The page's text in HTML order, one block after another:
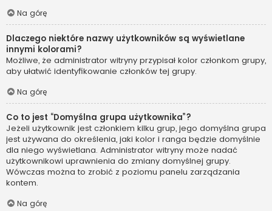
Na górę
Dlaczego niektóre nazwy użytkowników są wyświetlane
innymi kolorami?
Możliwe, że administrator witryny przypisał kolor członkom grupy,
aby ułatwić identyfikowanie członków tej grupy.
Na górę
Co to jest “Domyślna grupa użytkownika”?
Jeżeli użytkownik jest członkiem kilku grup, jego domyślna grupa
jest używana do określenia, jaki kolor i ranga będzie domyślnie
dla niego wyświetlana. Administrator witryny może nadać
użytkownikowi uprawnienia do zmiany domyślnej grupy.
Wówczas można to zrobić z poziomu panelu zarządzania
kontem.
Na górę